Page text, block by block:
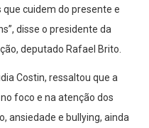
cuidem do presente e
disse o presidente da
deputado Rafael Brito.
Costin, ressaltou que a
foco e na atenção dos
ansiedade e bullying, ainda